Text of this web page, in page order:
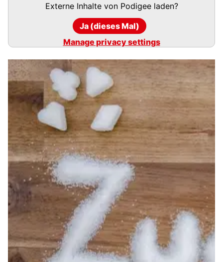
Externe Inhalte von Podigeeladen?
Ja (dieses Mal)
Manage privacy settings